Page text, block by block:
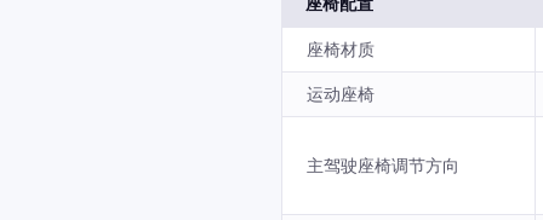
座椅材质
运动座椅
主驾驶座椅调节方向